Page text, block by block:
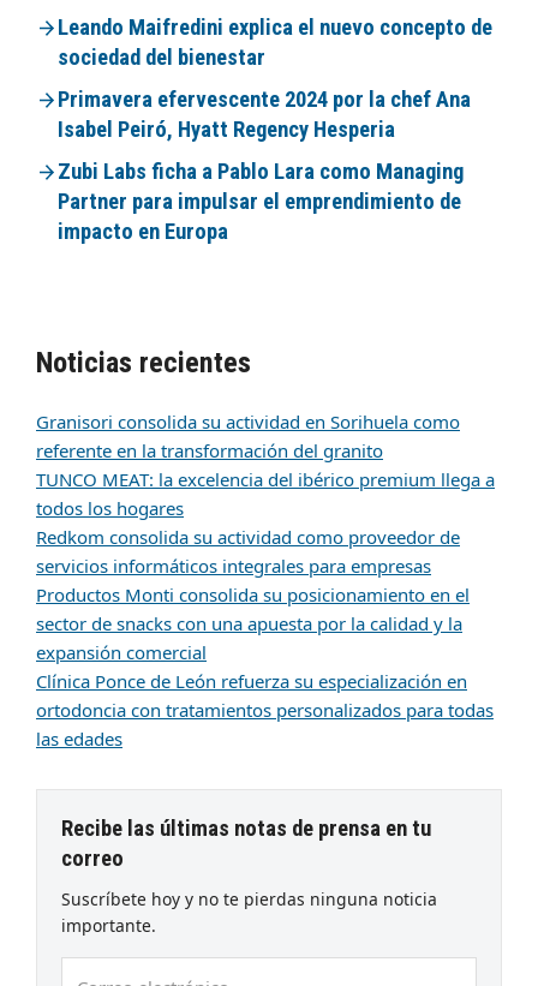
Leando Maifredini explica el nuevo concepto de
sociedad del bienestar
Primavera efervescente 2024 por la chef Ana
Isabel Peiró, Hyatt Regency Hesperia
Zubi Labs ficha a Pablo Lara como Managing
Partner para impulsar el emprendimiento de
impacto en Europa
Noticias recientes
Granisori consolida su actividad en Sorihuela como
referente en la transformación del granito
TUNCO MEAT: la excelencia del ibérico premium llega a
todos los hogares
Redkom consolida su actividad como proveedor de
servicios informáticos integrales para empresas
Productos Monti consolida su posicionamiento en el
sector de snacks con una apuesta por la calidad y la
expansión comercial
Clínica Ponce de León refuerza su especialización en
ortodoncia con tratamientos personalizados para todas
las edades
Recibe las últimas notas de prensa en tu
correo
Suscríbete hoy y no te pierdas ninguna noticia
importante.